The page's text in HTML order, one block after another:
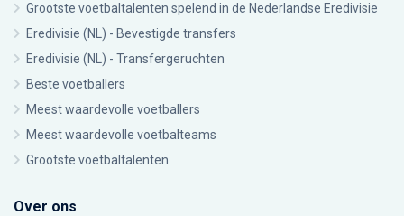
Grootste voetbaltalenten spelend in de Nederlandse Eredivisie
Eredivisie (NL) - Bevestigde transfers
Eredivisie (NL) - Transfergeruchten
Beste voetballers
Meest waardevolle voetballers
Meest waardevolle voetbalteams
Grootste voetbaltalenten
Over ons